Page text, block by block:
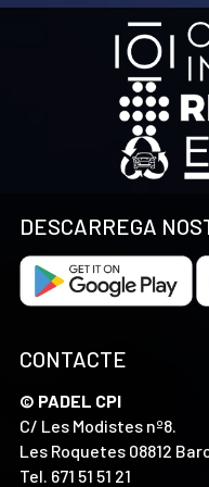
DESCARREGA
CONTACTE
© PADEL CPI
C/ Les Modistes nº8.
Les Roquetes 08812
Tel. 671 51 51 21